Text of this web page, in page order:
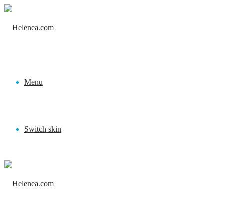
Menu
Switch skin